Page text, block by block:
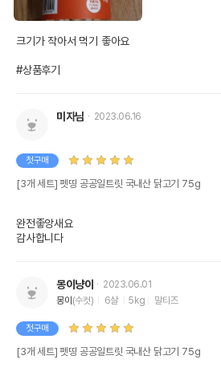
크기가 작아서 먹기 좋아요
#상품후기
미자님 2023.06.16
첫구매
[3개 세트] 펫띵 공공일트릿 국내산 닭고기 75g
완전좋앙새요
감사합니다
몽이냥이
2023.06.01
몽이 (수컷) 6살 5kg 말티즈
첫구매
[3개 세트] 펫띵 공공일트릿 국내산 닭고기 75g